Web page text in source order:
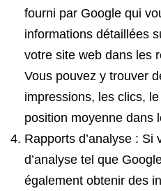
fourni par Google qui
informations détaillées
votre site web dans les
Vous pouvez y trouver
impressions, les clics,
position moyenne dans
Rapports d’analyse : Si
d’analyse tel que
également obtenir des